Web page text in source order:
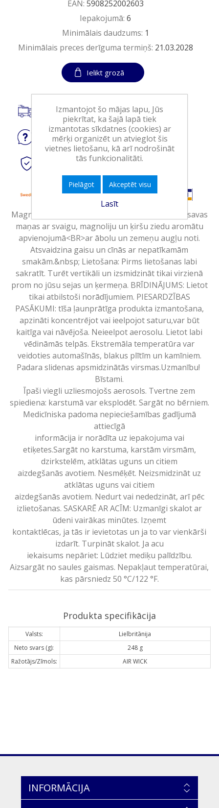
EAN: 5908252002603
Iepakojumā:6
Minimālais daudzums: 1
Minimālais preces derīguma termiņš: 21.03.2028
Ielikt grozā
Piegāde visā Latvijā.
Jautājietpar produktu
Drošitiešsaistes maksājumi
Magnolijas un ķiršu ziedu aromāts - ieprieciniet savas
maņas ar svaigu, magnoliju un ķiršu ziedu aromātu
apvienojumā<BR>ar ābolu un zemeņu augļu noti.
Atsvaidzina gaisu un cīnās ar nepatīkamām
smakām.&nbsp; Lietošana: Pirms lietošanas labi
sakratīt. Turēt vertikāli un izsmidzināt tikai virzienā
prom no jūsu sejas un ķermeņa. BRĪDINĀJUMS: Lietot
tikai atbilstoši norādījumiem. PIESARDZĪBAS
PASĀKUMI: tīša ļaunprātīga produkta izmantošana,
apzināti koncentrējot vai ieelpojot saturu,var būt
kaitīga vai nāvējoša. Neieelpot aerosolu. Lietot labi
vēdināmās telpās. Ekstremāla temperatūra var
veidoties automašīnās, blakus plītīm un kamīniem.
Padara slidenas apsmidzinātās virsmas.Uzmanību!
Bīstami.
Īpaši viegli uzliesmojošs aerosols. Tvertne zem
spiediena: karstumā var eksplodēt. Sargāt no bērniem.
Medicīniska padoma nepieciešamības gadījumā
attiecīgā
informācija ir norādīta uz iepakojuma vai
etiķetes.Sargāt no karstuma, karstām virsmām,
dzirkstelēm, atklātas uguns un citiem
aizdegšanās avotiem. Nesmēķēt. Neizsmidzināt uz
atklātas uguns vai citiem
aizdegšanās avotiem. Nedurt vai nededzināt, arī pēc
izlietošanas. SASKARĒ AR ACĪM: Uzmanīgi skalot ar
ūdeni vairākas minūtes. Izņemt
kontaktlēcas, ja tās ir ievietotas un ja to var vienkārši
izdarīt. Turpināt skalot. Ja acu
iekaisums nepāriet: Lūdziet mediķu palīdzību.
Aizsargāt no saules gaismas. Nepakļaut temperatūrai,
kas pārsniedz 50 °C/122 °F.
Produkta specifikācija
Valsts:
Lielbritānija
Neto svars (g):
248 g
Ražotājs/Zīmols:
AIR WICK
INFORMĀCIJA
Izmantojot šo mājas lapu, Jūs
piekrītat, ka šajā lapā tiek
izmantotas sīkdatnes (cookies) ar
mērķi organizēt un atvieglot šis
vietnes lietošanu, kā arī nodrošināt
tās funkcionalitāti.
Pielāgot Akceptēt visu
Lasīt